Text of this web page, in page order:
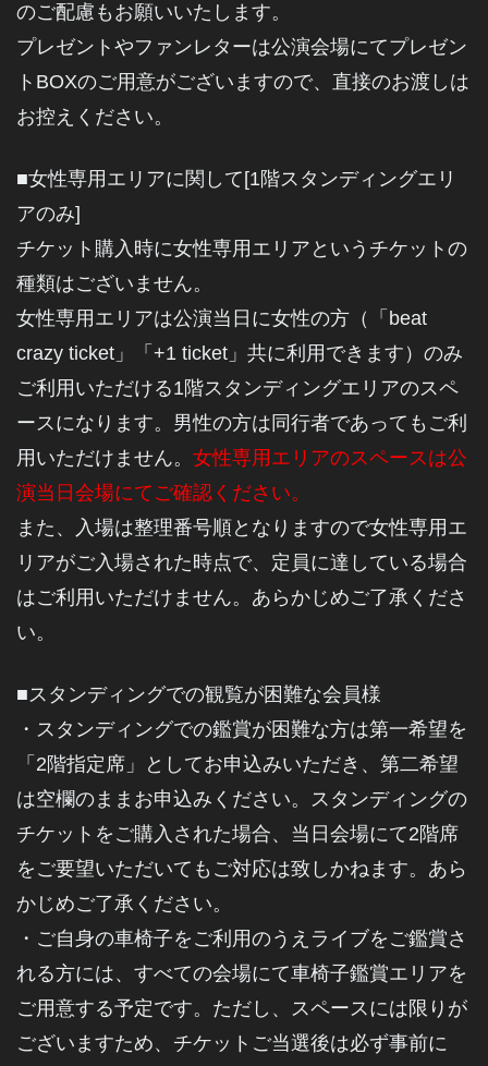
のご配慮もお願いいたします。
プレゼントやファンレターは公演会場にてプレゼン
トBOXのご用意がございますので、直接のお渡しは
お控えください。
■女性専用エリアに関して[1階スタンディングエリ
アのみ]
チケット購入時に女性専用エリアというチケットの
種類はございません。
女性専用エリアは公演当日に女性の方（「beat
crazy ticket」「+1 ticket」共に利用できます）のみ
ご利用いただける1階スタンディングエリアのスペ
ースになります。男性の方は同行者であってもご利
用いただけません。 女性専用エリアのスペースは公
演当日会場にてご確認ください。
また、入場は整理番号順となりますので女性専用エ
リアがご入場された時点で、定員に達している場合
はご利用いただけません。あらかじめご了承くださ
い。
■スタンディングでの観覧が困難な会員様
・スタンディングでの鑑賞が困難な方は第一希望を
「2階指定席」としてお申込みいただき、第二希望
は空欄のままお申込みください。スタンディングの
チケットをご購入された場合、当日会場にて2階席
をご要望いただいてもご対応は致しかねます。あら
かじめご了承ください。
・ご自身の車椅子をご利用のうえライブをご鑑賞さ
れる方には、すべての会場にて車椅子鑑賞エリアを
ご用意する予定です。ただし、スペースには限りが
ございますため、チケットご当選後は必ず事前に